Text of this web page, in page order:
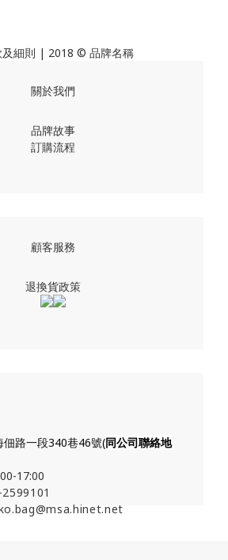
細則 | 2018 © 品牌名稱
關於我們
品牌故事
訂購流程
顧客服務
退換貨政策
佃路一段340巷46號(同公司聯絡地
17:00